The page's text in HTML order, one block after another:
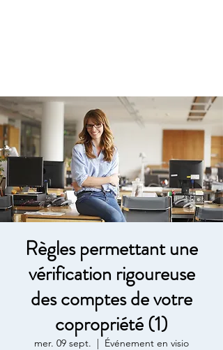
Règles permettant une
vérification rigoureuse
des comptes de votre
copropriété (1)
mer. 09 sept.
  |
Événement en visio